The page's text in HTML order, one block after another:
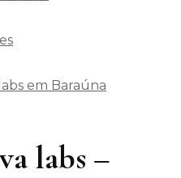
em Baraúna
labs –